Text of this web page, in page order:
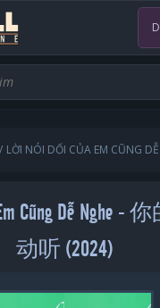
LỜI NÓI DỐI CỦA EM CŨNG
Em Cũng Dễ Nghe
动听 (2024)